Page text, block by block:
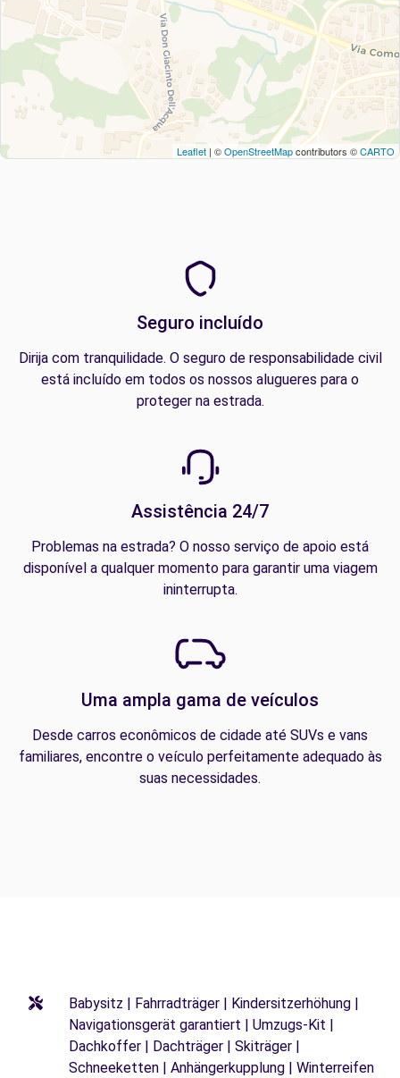
Leaflet | ©OpenStreetMapcontributors ©CARTO
Seguro incluído
Dirija com tranquilidade. O seguro de responsabilidade civil
está incluído em todos os nossos alugueres para o
proteger na estrada.
Assistência 24/7
Problemas na estrada? O nosso serviço de apoio está
disponível a qualquer momento para garantir uma viagem
ininterrupta.
Uma ampla gama de veículos
Desde carros econômicos de cidade até SUVs e vans
familiares, encontre o veículo perfeitamente adequado às
suas necessidades.
Babysitz | Fahrradträger | Kindersitzerhöhung |
Navigationsgerät garantiert | Umzugs-Kit |
Dachkoffer | Dachträger | Skiträger |
Schneeketten | Anhängerkupplung | Winterreifen